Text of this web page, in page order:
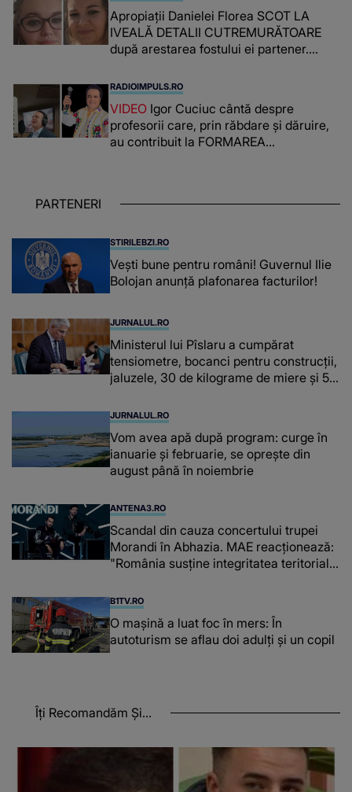
Apropiații Danielei Florea SCOT LA
IVEALĂ DETALII CUTREMURĂTOARE
după arestarea fostului ei partener.
românca ucisă în Italia și ascunsă în
lada unui pat: " Îmi pare rău că nu am
reușit să fac mai mult pentru ea și..."
RADIOIMPULS.RO
VIDEO Igor Cuciuc cântă despre
profesorii care, prin răbdare și dăruire,
au contribuit la FORMAREA
chiar și după trecerea anilor: "De
PARTENERI
STIRILEBZI.RO
Vești bune pentru români! Guvernul Ilie
Bolojan anunță plafonarea facturilor!
JURNALUL.RO
Ministerul lui Pîslaru a cumpărat
tensiometre, bocanci pentru construcții,
jaluzele, 30 de kilograme de miere și 50
JURNALUL.RO
Vom avea apă după program: curge în
ianuarie și februarie, se oprește din
august până în noiembrie
ANTENA3.RO
Scandal din cauza concertului trupei
Morandi în Abhazia. MAE reacționează:
"România susține integritatea teritorială
B1TV.RO
O maşină a luat foc în mers: În
autoturism se aflau doi adulți și un copil
Îți Recomandăm Și...